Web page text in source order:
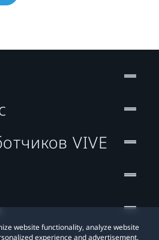
website functionality, analyze website
experience and advertisement.
VIVE